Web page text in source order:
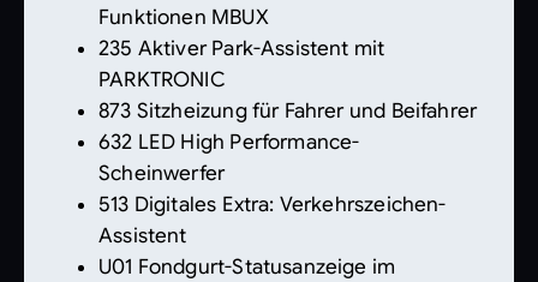
Funktionen MBUX
235 Aktiver Park-Assistent mit
PARKTRONIC
873 Sitzheizung für Fahrer und Beifahrer
632 LED High Performance-
Scheinwerfer
513 Digitales Extra: Verkehrszeichen-
Assistent
U01 Fondgurt-Statusanzeige im